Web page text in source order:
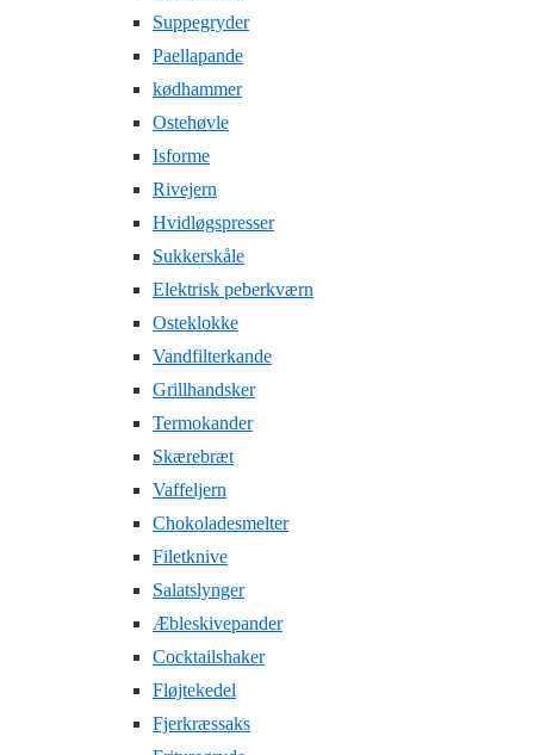
Suppegryder
Paellapande
kødhammer
Ostehøvle
Isforme
Rivejern
Hvidløgspresser
Sukkerskåle
Elektrisk peberkværn
Osteklokke
Vandfilterkande
Grillhandsker
Termokander
Skærebræt
Vaffeljern
Chokoladesmelter
Filetknive
Salatslynger
Æbleskivepander
Cocktailshaker
Fløjtekedel
Fjerkræssaks